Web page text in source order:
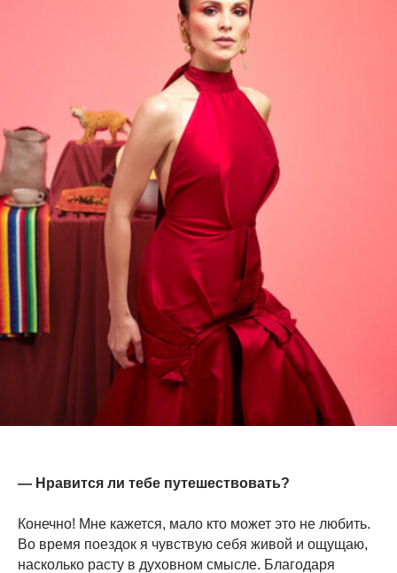
— Нравится ли тебе путешествовать?
Конечно! Мне кажется, мало кто может это не любить.
Во время поездок я чувствую себя живой и ощущаю,
насколько расту в духовном смысле. Благодаря